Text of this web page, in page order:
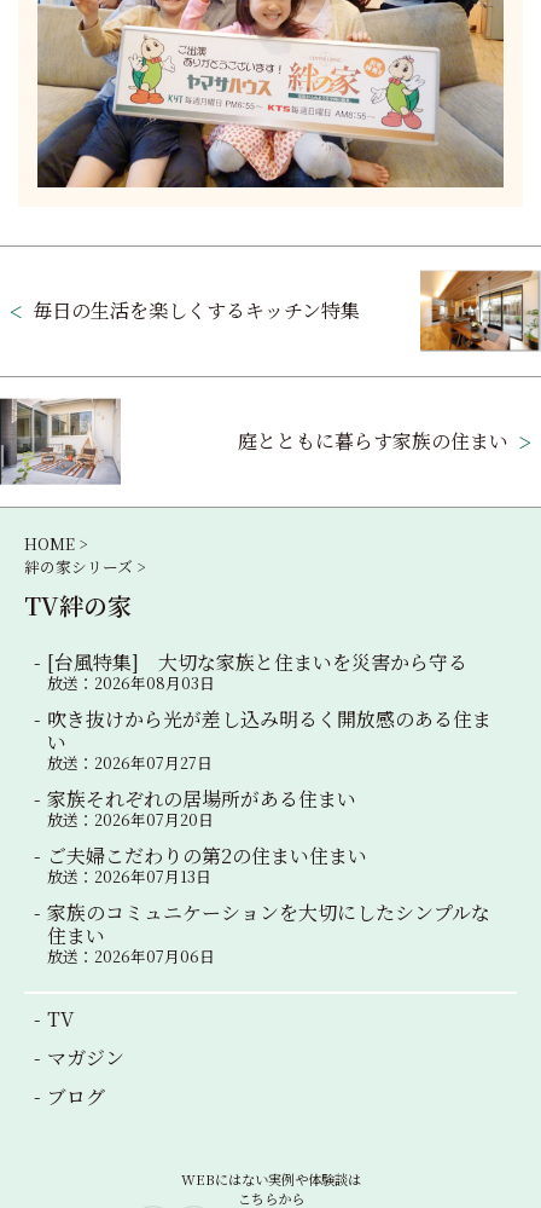
稿
ビ
ゲ
ー
シ
ョ
毎日の生活を楽しくするキッチン特集
庭とともに暮らす家族の住まい
HOME >
絆の家シリーズ >
TV絆の家
[台風特集] 大切な家族と住まいを災害から守る
放送：2026年08月03日
吹き抜けから光が差し込み明るく開放感のある住ま
い
放送：2026年07月27日
家族それぞれの居場所がある住まい
放送：2026年07月20日
ご夫婦こだわりの第2の住まい住まい
放送：2026年07月13日
家族のコミュニケーションを大切にしたシンプルな
住まい
放送：2026年07月06日
TV
マガジン
ブログ
WEBにはない実例や体験談は
こちらから